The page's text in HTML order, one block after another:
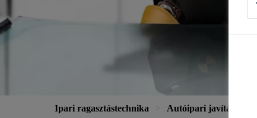
Ipari ragasztástechnika Autóipari javítás